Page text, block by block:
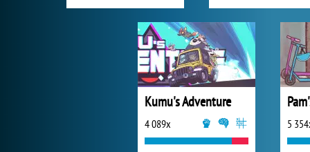
Kumu's Adventure
4 089x 5